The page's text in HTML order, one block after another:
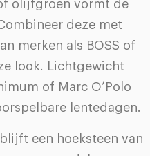
olijfgroen vormt de
deze met
merken als BOSS of
look. Lichtgewicht
of Marc O’Polo
lentedagen.
een hoeksteen van